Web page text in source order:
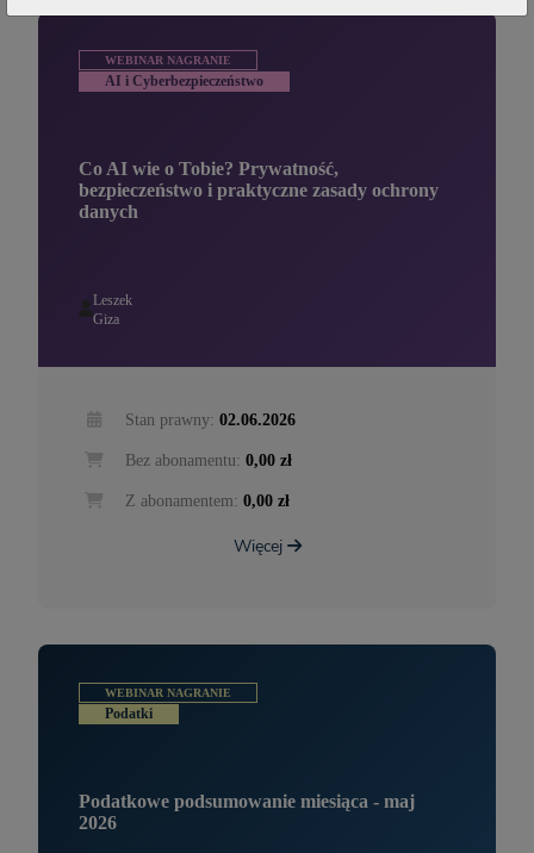
WEBINAR NAGRANIE
AI i Cyberbezpieczeństwo
Co AI wie o Tobie? Prywatność,
bezpieczeństwo i praktyczne zasady ochrony
danych
Leszek
Giza
Stan prawny: 02.06.2026
Bez abonamentu: 0,00 zł
Z abonamentem: 0,00 zł
Więcej
WEBINAR NAGRANIE
Podatki
Podatkowe podsumowanie miesiąca - maj
2026